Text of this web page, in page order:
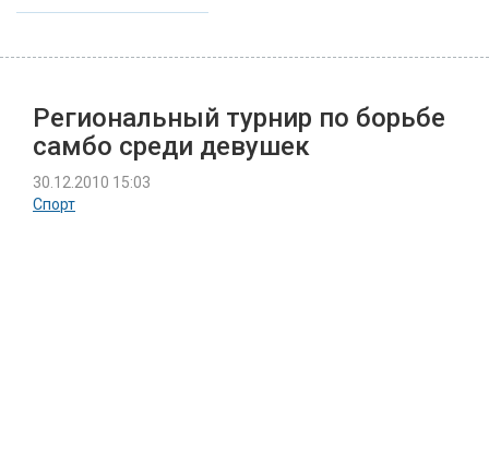
Региональный турнир по борьбе
самбо среди девушек
30.12.2010 15:03
Спорт